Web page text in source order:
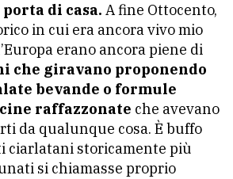
di casa. A fine Ottocento,
in cui era ancora vivo mio
erano ancora piene di
che giravano proponendo
bevande o formule
raffazzonate che avevano
da qualunque cosa. È buffo
ciarlatani storicamente più
si chiamasse proprio